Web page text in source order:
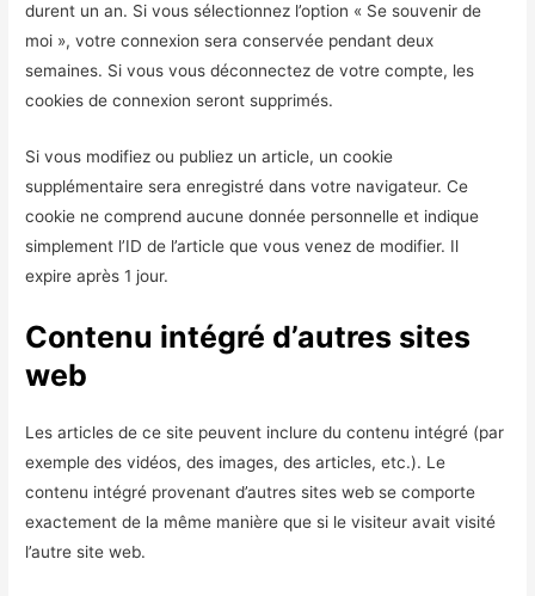
durent un an. Si vous sélectionnez l’option « Se souvenir de
moi », votre connexion sera conservée pendant deux
semaines. Si vous vous déconnectez de votre compte, les
cookies de connexion seront supprimés.
Si vous modifiez ou publiez un article, un cookie
supplémentaire sera enregistré dans votre navigateur. Ce
cookie ne comprend aucune donnée personnelle et indique
simplement l’ID de l’article que vous venez de modifier. Il
expire après 1 jour.
Contenu intégré d’autres sites
web
Les articles de ce site peuvent inclure du contenu intégré (par
exemple des vidéos, des images, des articles, etc.). Le
contenu intégré provenant d’autres sites web se comporte
exactement de la même manière que si le visiteur avait visité
l’autre site web.